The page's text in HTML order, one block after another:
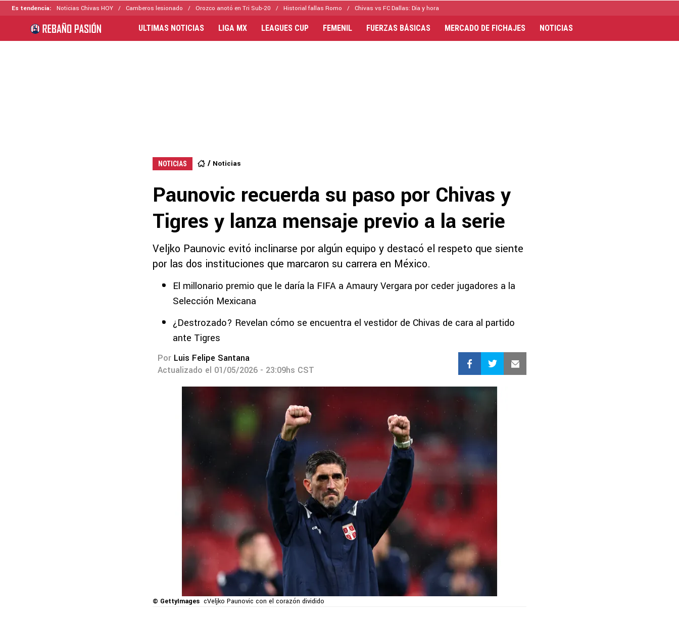
Es tendencia: Noticias Chivas HOY Camberos lesionado Orozco anotó en Tri Sub-20 Historial fallas Romo Chivas vs FC Dallas: Día y hora
ULTIMAS NOTICIAS LIGA MX LEAGUES CUP FEMENIL FUERZAS BÁSICAS MERCADO DE FICHAJES NOTICIAS
NOTICIAS Noticias
Paunovic recuerda su paso por Chivas y
Tigres y lanza mensaje previo a la serie
Veljko Paunovic evitó inclinarse por algún equipo y destacó el respeto que siente
por las dos instituciones que marcaron su carrera en México.
El millonario premio que le daría la FIFA a Amaury Vergara por ceder jugadores a la
Selección Mexicana
¿Destrozado? Revelan cómo se encuentra el vestidor de Chivas de cara al partido
ante Tigres
Por Luis Felipe Santana
Actualizado el 01/05/2026 - 23:09hs CST
© GettyImages cVeljko Paunovic con el corazón dividido